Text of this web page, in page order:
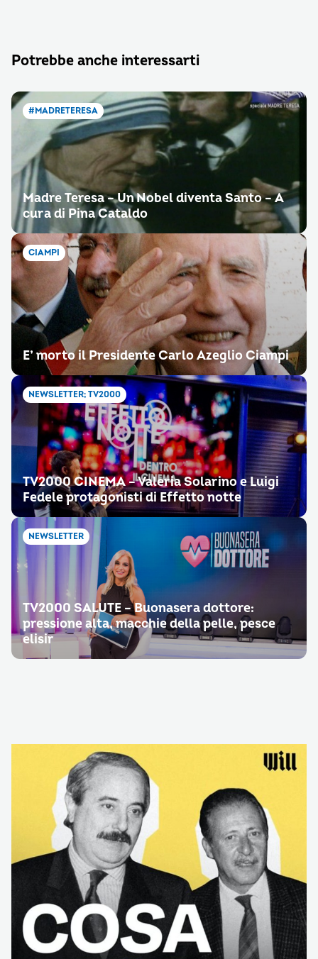
Potrebbe anche interessarti
#MADRETERESA
Madre Teresa – Un Nobel diventa Santo – A
cura di Pina Cataldo
CIAMPI
E’ morto il Presidente Carlo Azeglio Ciampi
NEWSLETTER; TV2000
TV2000 CINEMA – Valeria Solarino e Luigi
Fedele protagonisti di Effetto notte
NEWSLETTER
TV2000 SALUTE – Buonasera dottore:
pressione alta, macchie della pelle, pesce
elisir